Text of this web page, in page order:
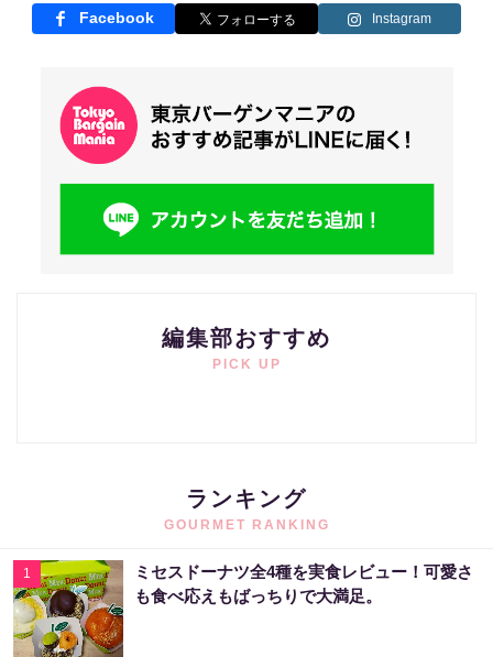
Facebook Instagram
編集部おすすめ
PICK UP
ランキング
GOURMET RANKING
1
ミセスドーナツ全4種を実食レビュー！可愛さ
も食べ応えもばっちりで大満足。